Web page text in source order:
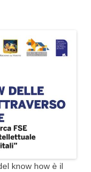
know how è il